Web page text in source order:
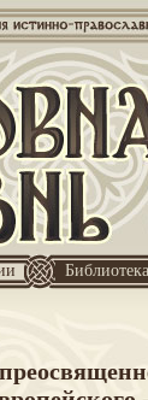
Библиотека